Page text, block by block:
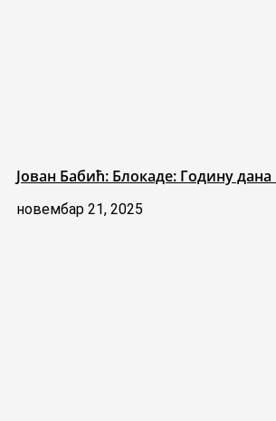
Јован Бабић: Блокаде: Годину дана
новембар 21, 2025